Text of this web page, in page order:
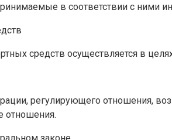
в соответствии с ними
средств осуществляется в
регулирующего отношения,
отношения.